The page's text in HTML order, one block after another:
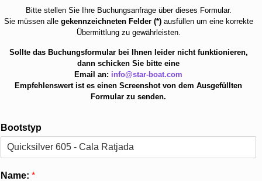
Bitte stellen Sie Ihre Buchungsanfrage über dieses Formular.
Sie müssen alle gekennzeichneten Felder (*)ausfüllen um eine korrekte
Übermittlung zu gewährleisten.
Sollte das Buchungsformular bei Ihnen leider nicht funktionieren,
dann schicken Sie bitte eine
Email an: info@star-boat.com
Empfehlenswert ist es einen Screenshot von dem Ausgefüllten
Formular zu senden.
Bootstyp
Name: *